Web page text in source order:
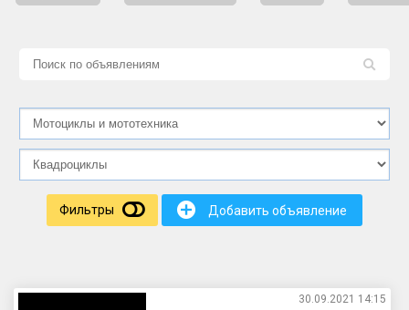
Фильтры + Добавить объявление
L
30.09.2021 14:15